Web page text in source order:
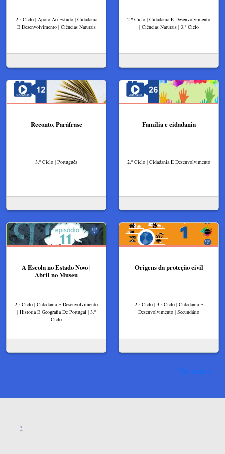
2.º Ciclo | Apoio Ao Estudo | Cidadania
E Desenvolvimento | Ciências Naturais
2.º Ciclo | Cidadania E Desenvolvimento
| Ciências Naturais | 3.º Ciclo
Reconto. Paráfrase
3.º Ciclo | Português
Família e cidadania
2.º Ciclo | Cidadania E Desenvolvimento
A Escola no Estado Novo |
Abril no Museu
2.º Ciclo | Cidadania E Desenvolvimento
| História E Geografia De Portugal | 3.º
Ciclo
Origens da proteção civil
2.º Ciclo | 3.º Ciclo | Cidadania E
Desenvolvimento | Secundário
Ver mais